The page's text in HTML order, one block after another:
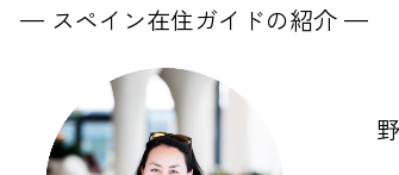
— スペイン在住ガイドの紹介 —